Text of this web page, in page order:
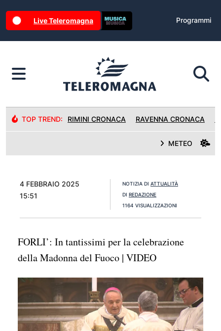
Live Teleromagna Programmi
TOP TREND: RIMINI CRONACA RAVENNA CRONACA
METEO
4 FEBBRAIO 2025
15:51
NOTIZIA DI ATTUALITÀ
DI REDAZIONE
1164 VISUALIZZAZIONI
FORLI’: In tantissimi per la celebrazione
della Madonna del Fuoco | VIDEO